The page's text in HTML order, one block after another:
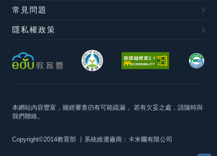
常見問題
隱私權政策
本網站內容豐富，雖經審查仍有可能疏漏， 若有欠妥之處，請隨時與
我們聯絡。
Copyright©2014教育部 丨系統維運廠商：卡米爾有限公司